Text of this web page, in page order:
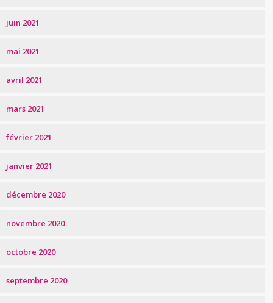
juin 2021
mai 2021
avril 2021
mars 2021
février 2021
janvier 2021
décembre 2020
novembre 2020
octobre 2020
septembre 2020